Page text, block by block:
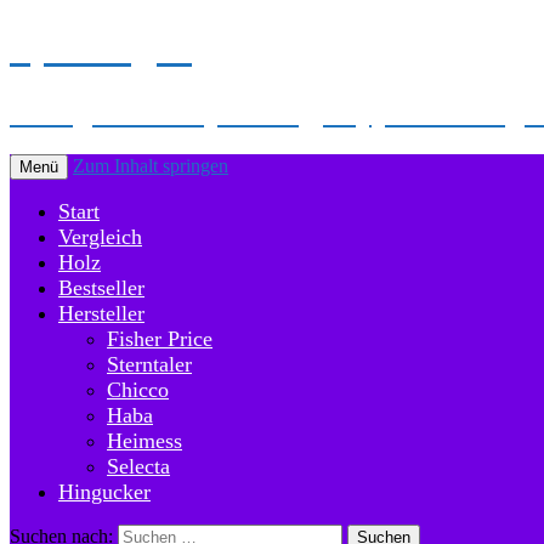
Menü Zum Inhalt springen
Start
Vergleich
Holz
Bestseller
Hersteller
Fisher Price
Sterntaler
Chicco
Haba
Heimess
Selecta
Hingucker
Suchen nach: